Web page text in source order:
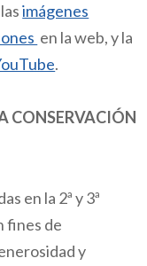
imágenes
en la web, y la
.
CONSERVACIÓN
en la 2ª y 3ª
fines de
y